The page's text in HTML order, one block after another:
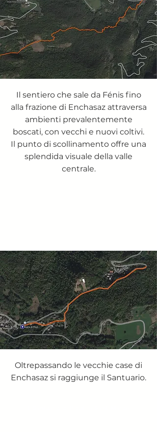
Il sentiero che sale da Fénis fino
alla frazione di Enchasaz attraversa
ambienti prevalentemente
boscati, con vecchi e nuovi coltivi.
Il punto di scollinamento offre una
splendida visuale della valle
centrale.
Oltrepassando le vecchie case di
Enchasaz si raggiunge il Santuario.